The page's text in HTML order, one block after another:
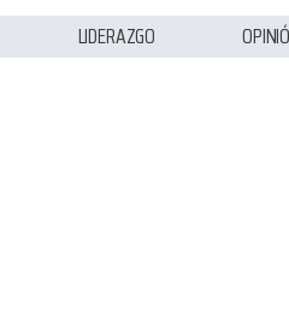
LIDERAZGO